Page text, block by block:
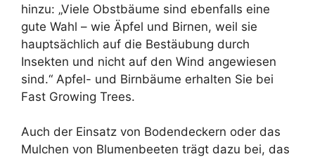
hinzu: „Viele Obstbäume sind ebenfalls eine
gute Wahl – wie Äpfel und Birnen, weil sie
hauptsächlich auf die Bestäubung durch
Insekten und nicht auf den Wind angewiesen
sind.“ Apfel- und Birnbäume erhalten Sie bei
Fast Growing Trees.
Auch der Einsatz von Bodendeckern oder das
Mulchen von Blumenbeeten trägt dazu bei, das